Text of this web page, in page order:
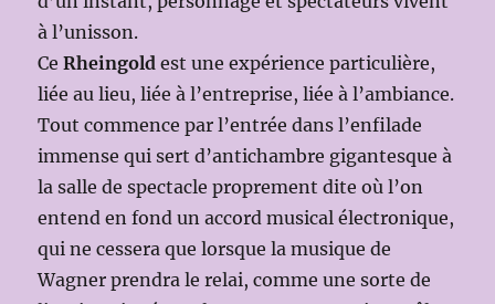
à l’unisson.
CeRheingold est une expérience particulière,
liée au lieu, liée à l’entreprise, liée à l’ambiance.
Tout commence par l’entrée dans l’enfilade
immense qui sert d’antichambre gigantesque à
la salle de spectacle proprement dite où l’on
entend en fond un accord musical électronique,
qui ne cessera que lorsque la musique de
Wagner prendra le relai, comme une sorte de